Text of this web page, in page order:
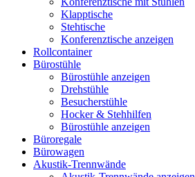
Klapptische
Stehtische
Konferenztische anzeigen
Rollcontainer
Bürostühle
Bürostühle anzeigen
Drehstühle
Besucherstühle
Hocker & Stehhilfen
Bürostühle anzeigen
Büroregale
Bürowagen
Akustik-Trennwände